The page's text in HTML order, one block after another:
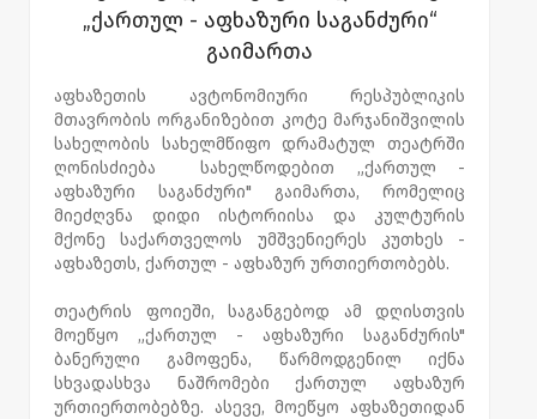
„ქართულ - აფხაზური საგანძური“
გაიმართა
აფხაზეთის ავტონომიური რესპუბლიკის
მთავრობის ორგანიზებით კოტე მარჯანიშვილის
სახელობის სახელმწიფო დრამატულ თეატრში
ღონისძიება სახელწოდებით „ქართულ -
აფხაზური საგანძური" გაიმართა, რომელიც
მიეძღვნა დიდი ისტორიისა და კულტურის
მქონე საქართველოს უმშვენიერეს კუთხეს -
აფხაზეთს, ქართულ - აფხაზურ ურთიერთობებს.
თეატრის ფოიეში, საგანგებოდ ამ დღისთვის
მოეწყო „ქართულ - აფხაზური საგანძურის"
ბანერული გამოფენა, წარმოდგენილ იქნა
სხვადასხვა ნაშრომები ქართულ აფხაზურ
ურთიერთობებზე. ასევე, მოეწყო აფხაზეთიდან